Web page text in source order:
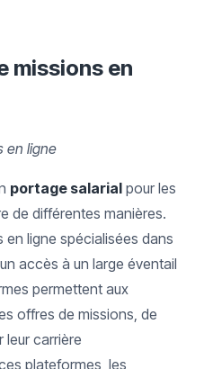
missions en
en ligne
portage salarial pour les
de différentes manières.
ligne spécialisées dans
accès à un large éventail
permettent aux
offres de missions, de
leur carrière
plateformes, les